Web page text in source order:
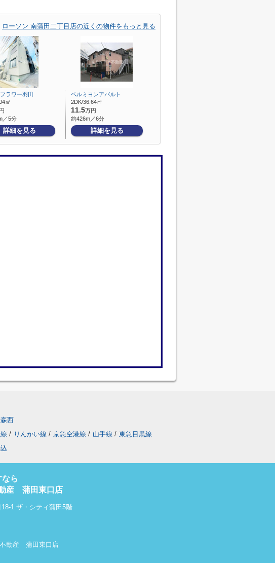
ローソン 南蒲田二丁目店の近くの物件をもっと見る
ラワー羽田
㎡
／5分
詳細を見る
ベルミヨンアパルト
2DK/36.64㎡
11.5万円
約426m／6分
詳細を見る
西
/ りんかい線 / 京急空港線 / 山手線 / 東急目黒線
ら
産 蒲田東口店
1 ザ・シティ蒲田5階
動産 蒲田東口店